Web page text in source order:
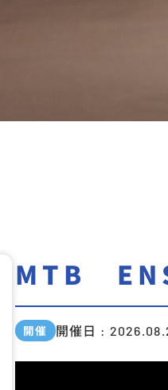
MTB ENS
開催 開催日 :